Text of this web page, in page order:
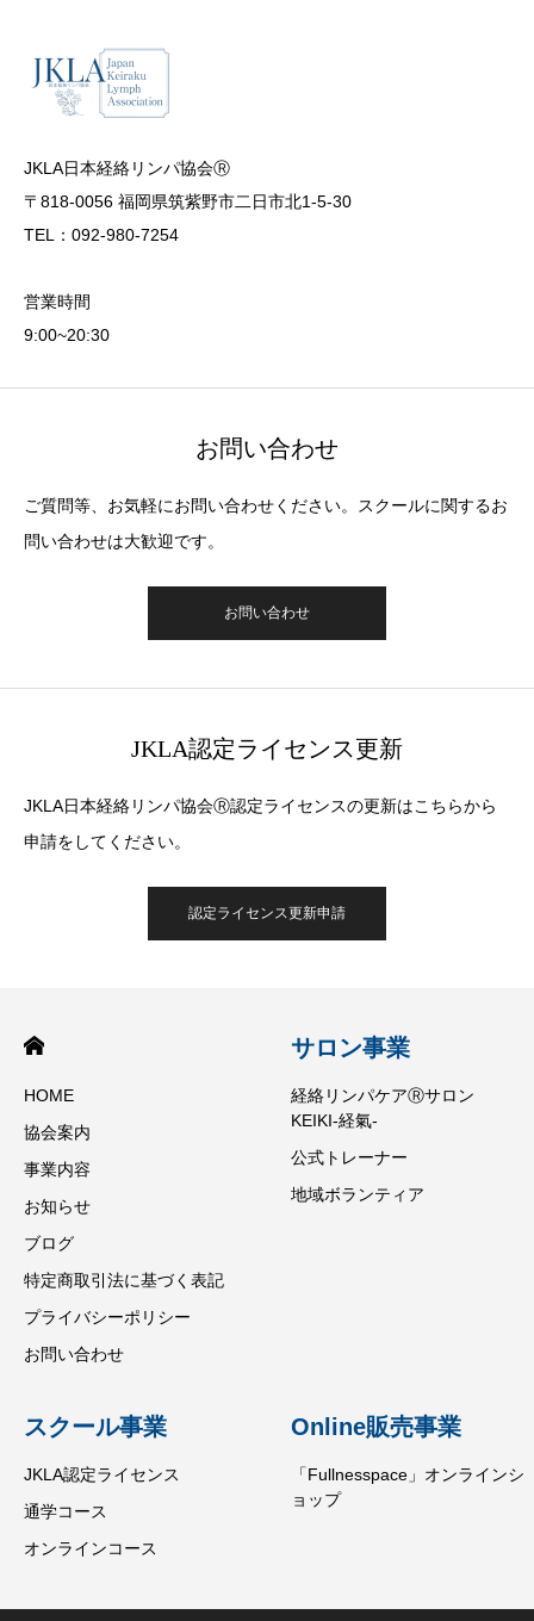
JKLA日本経絡リンパ協会Ⓡ
〒818-0056 福岡県筑紫野市二日市北1-5-30
TEL：092-980-7254
営業時間
9:00~20:30
お問い合わせ
ご質問等、お気軽にお問い合わせください。スクールに関するお
問い合わせは大歓迎です。
お問い合わせ
JKLA認定ライセンス更新
JKLA日本経絡リンパ協会Ⓡ認定ライセンスの更新はこちらから
申請をしてください。
認定ライセンス更新申請
HOME
協会案内
事業内容
お知らせ
ブログ
特定商取引法に基づく表記
プライバシーポリシー
お問い合わせ
サロン事業
経絡リンパケアⓇサロン
KEIKI-経氣-
公式トレーナー
地域ボランティア
スクール事業
JKLA認定ライセンス
通学コース
オンラインコース
Online販売事業
「Fullnesspace」オンラインシ
ョップ